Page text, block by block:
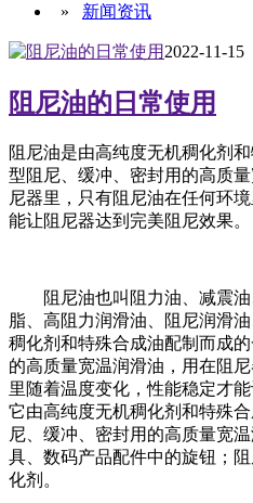
» 新闻资讯
2022-11-15
阻尼油的日常使用
阻尼油是由高纯度无机稠化剂
型阻尼、缓冲、密封用的高质
尼器里，只有阻尼油在任何环
能让阻尼器达到完美阻尼效果。
阻尼油也叫阻力油、减震油
脂、高阻力润滑油、阻尼润滑
稠化剂和特殊合成油配制而成
的高质量宽温润滑油，用在阻
里随着温度变化，性能稳定才
它由高纯度无机稠化剂和特殊
尼、缓冲、密封用的高质量宽
具、数码产品配件中的旋钮；
化剂。